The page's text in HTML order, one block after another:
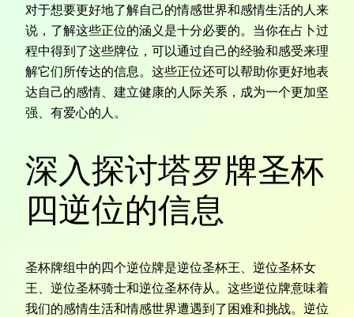
对于想要更好地了解自己的情感世界和感情生活的人来
说，了解这些正位的涵义是十分必要的。当你在占卜过
程中得到了这些牌位，可以通过自己的经验和感受来理
解它们所传达的信息。这些正位还可以帮助你更好地表
达自己的感情、建立健康的人际关系，成为一个更加坚
强、有爱心的人。
深入探讨塔罗牌圣杯
四逆位的信息
圣杯牌组中的四个逆位牌是逆位圣杯王、逆位圣杯女
王、逆位圣杯骑士和逆位圣杯侍从。这些逆位牌意味着
我们的感情生活和情感世界遭遇到了困难和挑战。逆位